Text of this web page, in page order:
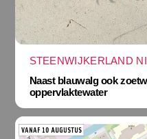
STEENWIJKERLAND
Naast blauwalg ook
oppervlaktewater